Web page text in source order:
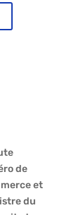
de
et
du